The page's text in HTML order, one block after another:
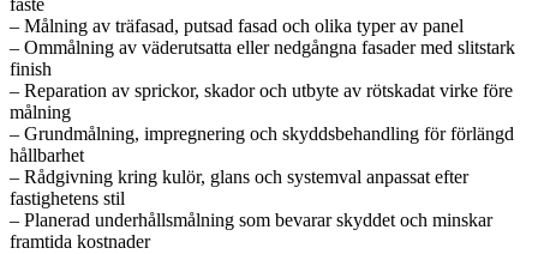
fäste
– Målning av träfasad, putsad fasad och olika typer av panel
– Ommålning av väderutsatta eller nedgångna fasader med slitstark
finish
– Reparation av sprickor, skador och utbyte av rötskadat virke före
målning
– Grundmålning, impregnering och skyddsbehandling för förlängd
hållbarhet
– Rådgivning kring kulör, glans och systemval anpassat efter
fastighetens stil
– Planerad underhållsmålning som bevarar skyddet och minskar
framtida kostnader